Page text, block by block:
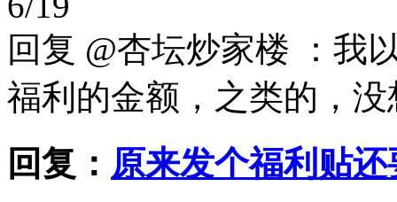
回复 @杏坛炒家楼 ：我
福利的金额，之类的，
回复： 原来发个福利贴